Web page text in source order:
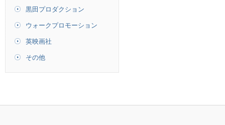
黒田プロダクション
ウォークプロモーション
英映画社
その他